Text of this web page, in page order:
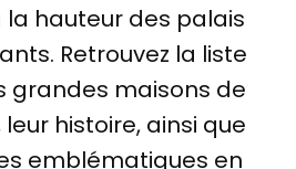
la hauteur des palais
Retrouvez la liste
grandes maisons de
histoire, ainsi que
emblématiques en